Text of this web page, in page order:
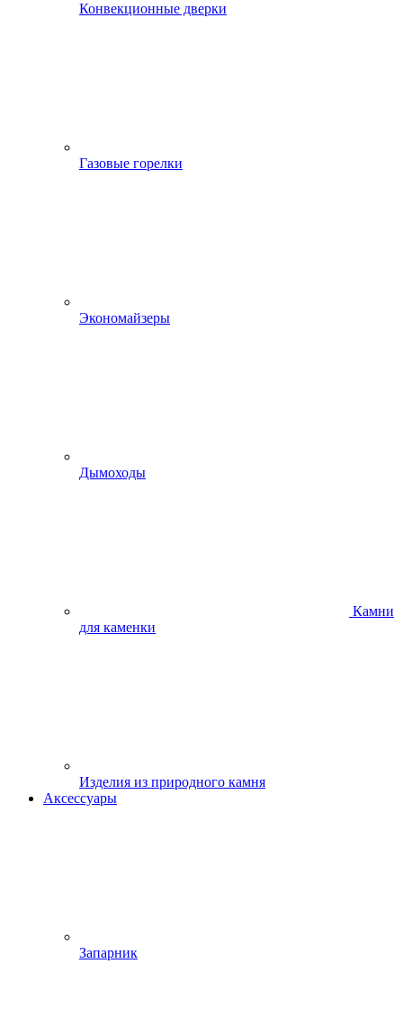
Конвекционные дверки
Газовые горелки
Экономайзеры
Дымоходы
Камни
для каменки
Изделия из природного камня
Аксессуары
Запарник